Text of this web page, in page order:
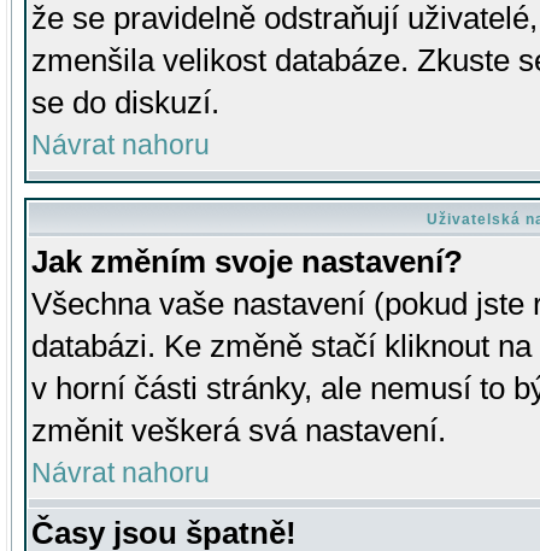
že se pravidelně odstraňují
zmenšila velikost databáze. Zkuste
se do diskuzí.
Návrat nahoru
Uživatelská
Jak změním svoje nastavení?
Všechna vaše nastavení (pokud
databázi. Ke změně stačí kliknout
v horní části stránky, ale nemusí to
změnit veškerá svá nastavení.
Návrat nahoru
Časy jsou špatně!